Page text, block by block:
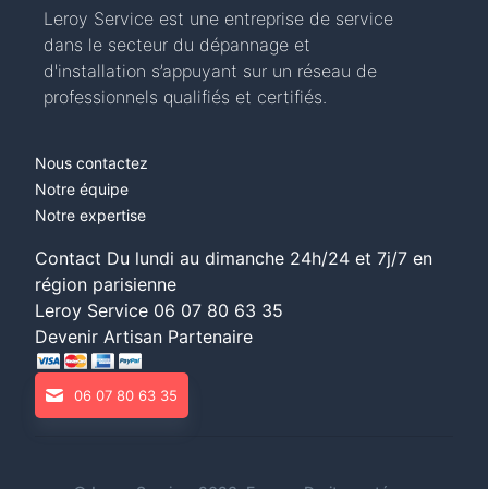
Leroy Service est une entreprise de service
dans le secteur du dépannage et
d'installation s’appuyant sur un réseau de
professionnels qualifiés et certifiés.
Nous contactez
Notre équipe
Notre expertise
Contact Du lundi au dimanche 24h/24 et 7j/7 en
région parisienne
Leroy Service 06 07 80 63 35
Devenir Artisan Partenaire
06 07 80 63 35